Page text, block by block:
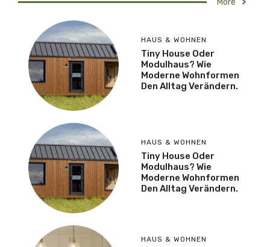
HAUS & WOHNEN
Tiny House Oder
Modulhaus? Wie
Moderne Wohnformen
Den Alltag Verändern.
HAUS & WOHNEN
Tiny House Oder
Modulhaus? Wie
Moderne Wohnformen
Den Alltag Verändern.
HAUS & WOHNEN